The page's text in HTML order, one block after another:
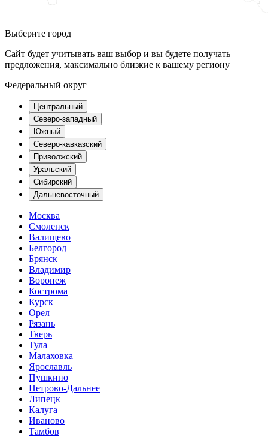
Выберите город
Сайт будет учитывать ваш выбор и вы будете получать
предложения, максимально близкие к вашему региону
Федеральный округ
Центральный
Северо-западный
Южный
Северо-кавказский
Приволжский
Уральский
Сибирский
Дальневосточный
Москва
Смоленск
Валищево
Белгород
Брянск
Владимир
Воронеж
Кострома
Курск
Орел
Рязань
Тверь
Тула
Малаховка
Ярославль
Пушкино
Петрово-Дальнее
Липецк
Калуга
Иваново
Тамбов